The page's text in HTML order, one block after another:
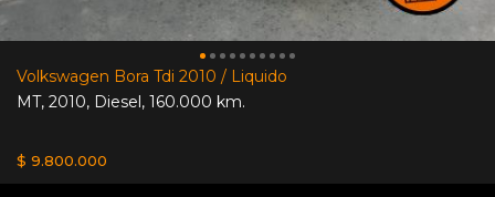
Volkswagen Bora Tdi 2010 / Liquido
MT, 2010, Diesel, 160.000 km.
$ 9.800.000